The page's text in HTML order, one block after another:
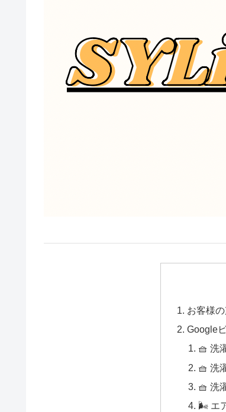
お客様
Google
🧺 洗
🧺 洗
🧺 洗
🌬 エ